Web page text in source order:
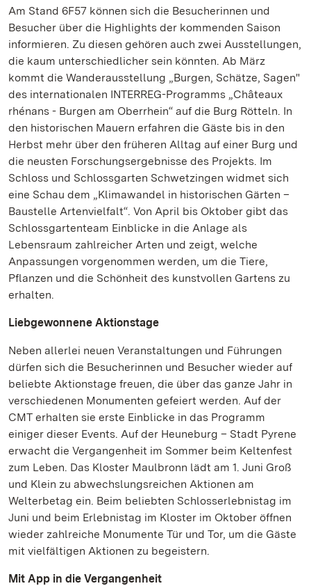
Am Stand 6F57 können sich die Besucherinnen und
Besucher über die Highlights der kommenden Saison
informieren. Zu diesen gehören auch zwei Ausstellungen,
die kaum unterschiedlicher sein könnten. Ab März
kommt die Wanderausstellung „Burgen, Schätze, Sagen"
des internationalen INTERREG-Programms „Châteaux
rhénans - Burgen am Oberrhein“ auf die Burg Rötteln. In
den historischen Mauern erfahren die Gäste bis in den
Herbst mehr über den früheren Alltag auf einer Burg und
die neusten Forschungsergebnisse des Projekts. Im
Schloss und Schlossgarten Schwetzingen widmet sich
eine Schau dem „Klimawandel in historischen Gärten –
Baustelle Artenvielfalt“. Von April bis Oktober gibt das
Schlossgartenteam Einblicke in die Anlage als
Lebensraum zahlreicher Arten und zeigt, welche
Anpassungen vorgenommen werden, um die Tiere,
Pflanzen und die Schönheit des kunstvollen Gartens zu
erhalten.
Liebgewonnene Aktionstage
Neben allerlei neuen Veranstaltungen und Führungen
dürfen sich die Besucherinnen und Besucher wieder auf
beliebte Aktionstage freuen, die über das ganze Jahr in
verschiedenen Monumenten gefeiert werden. Auf der
CMT erhalten sie erste Einblicke in das Programm
einiger dieser Events. Auf der Heuneburg – Stadt Pyrene
erwacht die Vergangenheit im Sommer beim Keltenfest
zum Leben. Das Kloster Maulbronn lädt am 1. Juni Groß
und Klein zu abwechslungsreichen Aktionen am
Welterbetag ein. Beim beliebten Schlosserlebnistag im
Juni und beim Erlebnistag im Kloster im Oktober öffnen
wieder zahlreiche Monumente Tür und Tor, um die Gäste
mit vielfältigen Aktionen zu begeistern.
Mit App in die Vergangenheit